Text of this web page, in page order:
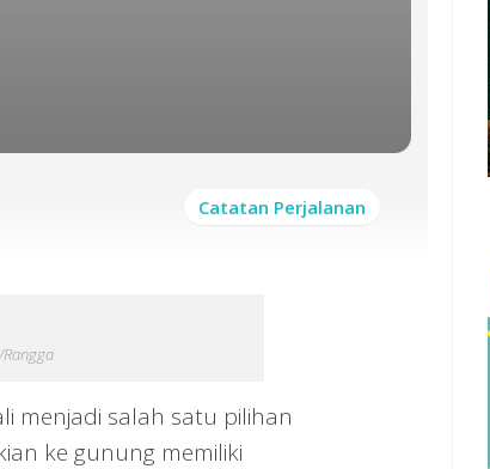
Catatan Perjalanan
menjadi salah satu pilihan
ke gunung memiliki